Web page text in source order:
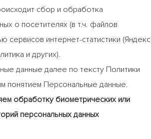
сбор и обработка
о посетителях (в т.ч. файлов
сервисов интернет-статистики (Яндекс
и других).
данные далее по тексту Политики
понятием Персональные данные.
обработку биометрических или
персональных данных